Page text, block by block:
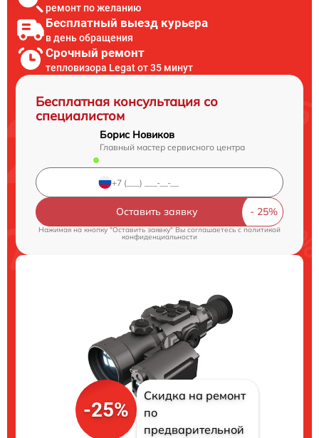
ремонт по желанию
Бесплатный выезд курьера
в день обращения
Срочный ремонт
тепловизора Legat от 35 минут
Бесплатная консультация со
специалистом
Борис Новиков
Главный мастер сервисного центра
Оставить заявку
Нажимая на кнопку "Оставить заявку" Вы соглашаетесь c политикой
конфиденциальности
-25%
Скидка на ремонт
по
предварительной